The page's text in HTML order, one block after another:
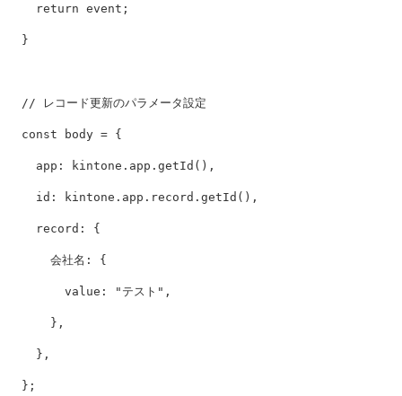
return event ;
}
// レコード更新のパラメータ設定
const body = {
app : kintone . app . getId (),
id : kintone . app . record . getId (),
record : {
会社名 : {
value : " テスト " ,
},
},
};